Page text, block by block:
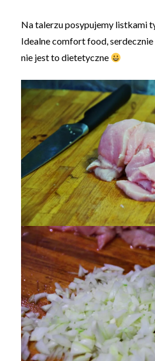
Na talerzu posypujemy listkami
Idealne comfort food,
nie jest to dietetyczne